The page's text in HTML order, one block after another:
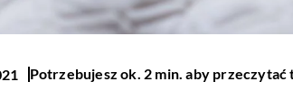
Potrzebujesz ok. 2 min. aby przeczytać